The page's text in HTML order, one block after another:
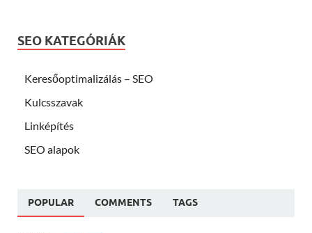
SEO KATEGÓRIÁK
Keresőoptimalizálás – SEO
Kulcsszavak
Linképítés
SEO alapok
POPULAR COMMENTS TAGS